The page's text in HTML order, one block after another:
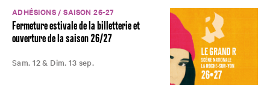
ADHÉSIONS / SAISON 26-27
Fermeture estivale de la billetterie et
ouverture de la saison 26/27
Sam. 12 & Dim. 13 sep.